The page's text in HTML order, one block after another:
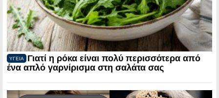
ΥΓΕΙΑ
Γιατί η ρόκα είναι πολύ περισσότερα από
ένα απλό γαρνίρισμα στη σαλάτα σας